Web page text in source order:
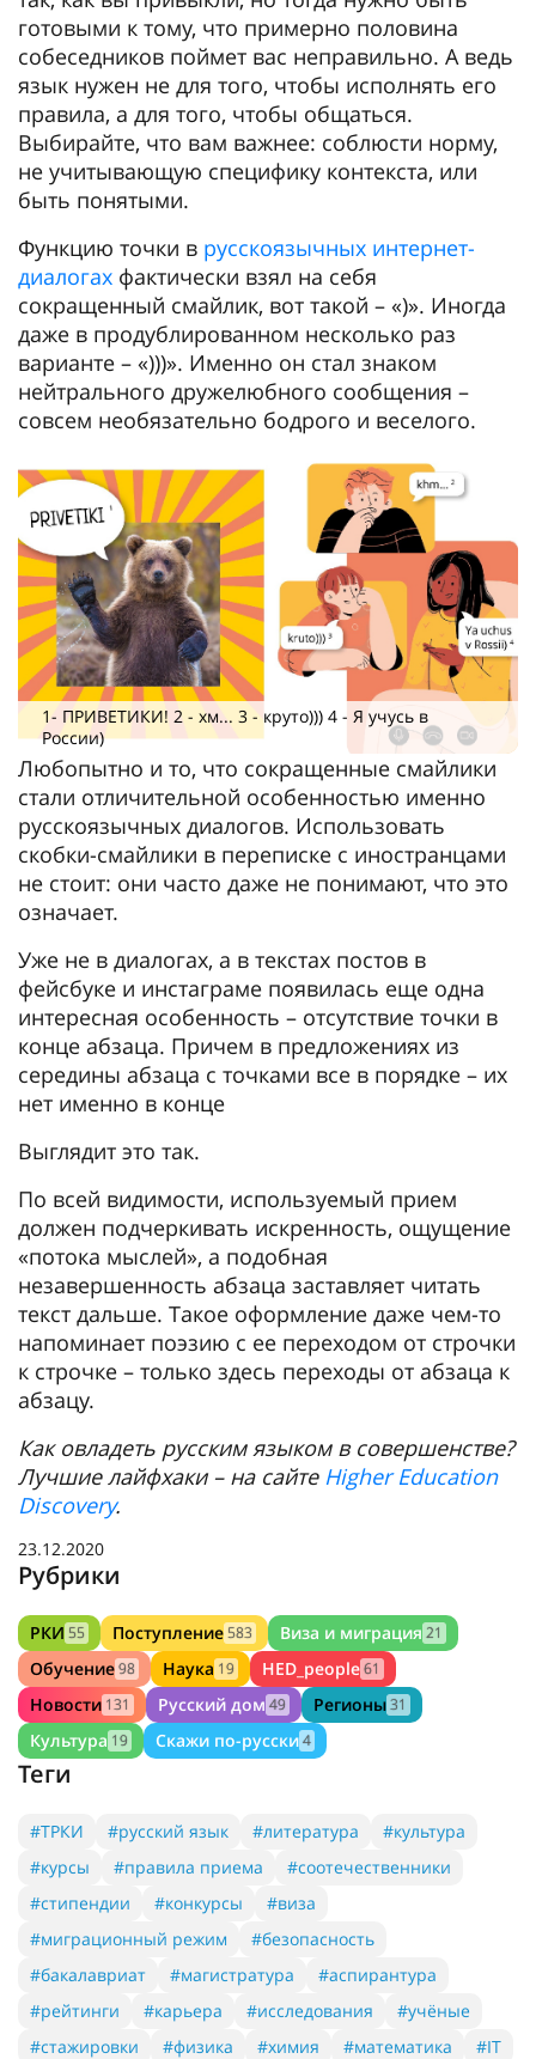
готовыми к тому, что примерно половина
собеседников поймет вас неправильно. А ведь
язык нужен не для того, чтобы исполнять его
правила, а для того, чтобы общаться.
Выбирайте, что вам важнее: соблюсти норму,
не учитывающую специфику контекста, или
быть понятыми.
Функцию точки в русскоязычных интернет-
диалогах фактически взял на себя
сокращенный смайлик, вот такой – «)». Иногда
даже в продублированном несколько раз
варианте – «)))». Именно он стал знаком
нейтрального дружелюбного сообщения –
совсем необязательно бодрого и веселого.
1- ПРИВЕТИКИ! 2 - хм... 3 - круто))) 4 - Я учусь в
России)
Любопытно и то, что сокращенные смайлики
стали отличительной особенностью именно
русскоязычных диалогов. Использовать
скобки-смайлики в переписке с иностранцами
не стоит: они часто даже не понимают, что это
означает.
Уже не в диалогах, а в текстах постов в
фейсбуке и инстаграме появилась еще одна
интересная особенность – отсутствие точки в
конце абзаца. Причем в предложениях из
середины абзаца с точками все в порядке – их
нет именно в конце
Выглядит это так.
По всей видимости, используемый прием
должен подчеркивать искренность, ощущение
«потока мыслей», а подобная
незавершенность абзаца заставляет читать
текст дальше. Такое оформление даже чем-то
напоминает поэзию с ее переходом от строчки
к строчке – только здесь переходы от абзаца к
абзацу.
Как овладеть русским языком в совершенстве?
Лучшие лайфхаки – на сайте Higher Education
Discovery.
23.12.2020
Рубрики
РКИ 55 Поступление583 Виза и миграция 21
Обучение98 Наука 19 HED_people61
Новости 131 Русский дом 49 Регионы31
Культура 19 Скажи по-русски4
Теги
#ТРКИ #русский язык #литература
#культура
#курсы
#правила приема
#соотечественники
#стипендии
#конкурсы
#виза
#миграционный режим
#безопасность
#бакалавриат
#магистратура
#аспирантура
#рейтинги
#карьера #исследования
#учёные
#стажировки
#физика #химия #математика
#IT